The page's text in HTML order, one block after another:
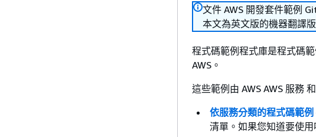
文件 AWS 開發套件範例
本文為英文版的機器翻譯
程式碼範例程式庫是程式碼
AWS。
這些範例由 AWS AWS 服務
依服務分類的程式碼範例
清單。如果您知道要使